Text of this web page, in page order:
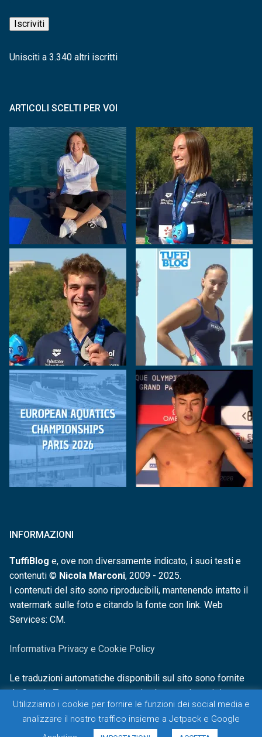
mail
Iscriviti
Unisciti a 3.340 altri iscritti
ARTICOLI SCELTI PER VOI
INFORMAZIONI
TuffiBlog e, ove non diversamente indicato, i suoi testi e
contenuti © Nicola Marconi, 2009 - 2025.
I contenuti del sito sono riproducibili, mantenendo intatto il
watermark sulle foto e citando la fonte con link. Web
Services: CM.
Informativa Privacy e Cookie Policy
Le traduzioni automatiche disponibili sul sito sono fornite
da Google Translate e non sono in alcun modo revisionate o
controllate.
Utilizziamo i cookie per fornire le funzioni dei social media e
analizzare il nostro traffico insieme a Jetpack e Google